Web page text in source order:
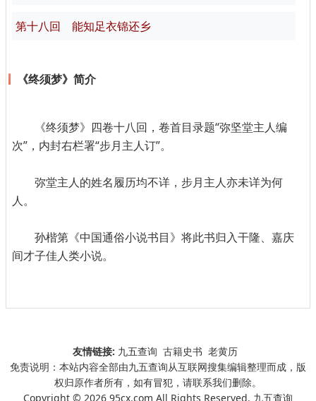
第十八回 能知足衣锦还乡
《终须梦》简介
《终须梦》四卷十八回，卷首目录题“弥坚堂主人编
次”，内封右栏署“步月主人订”。
弥堂主人的姓名履历均不详，步月主人亦未详为何
人。
孙楷第《中国通俗小说书目》将此书归入干隆、嘉庆
间才子佳人类小说。
友情链接: 九五查询 古籍史书 老黄历
免责说明：本站内容全部由九五查询从互联网搜集编辑整理而成，版
权归原作者所有，如有冒犯，请联系我们删除。
Copyright © 2026 95cx.com All Rights Reserved. 九五查询